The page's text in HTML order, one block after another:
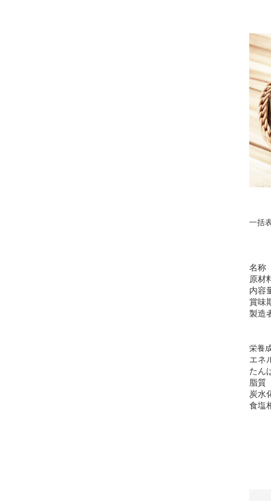
一括
名称
原材
内容
賞味
製造
栄養
エネ
たん
脂質
炭水
食塩